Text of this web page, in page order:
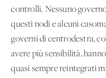
controlli. Nessuno
questi nodi e alcuni
governi di centrodestra,
avere più sensibilità,
quasi sempre reintegrati